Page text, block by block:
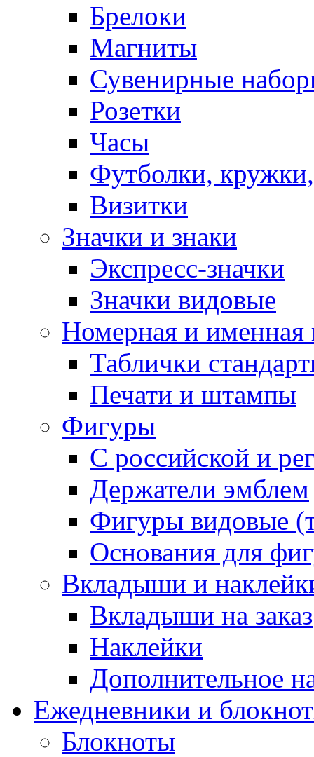
Брелоки
Магниты
Сувенирные
Розетки
Часы
Футболки,
Визитки
Значки и знаки
Экспресс-значки
Значки видовые
Номерная и именная
Таблички
Печати и штампы
Фигуры
С российской и
Держатели эмблем
Фигуры видовые
Основания для
Вкладыши и
Вкладыши на заказ
Наклейки
Дополнительное
Ежедневники и
Блокноты